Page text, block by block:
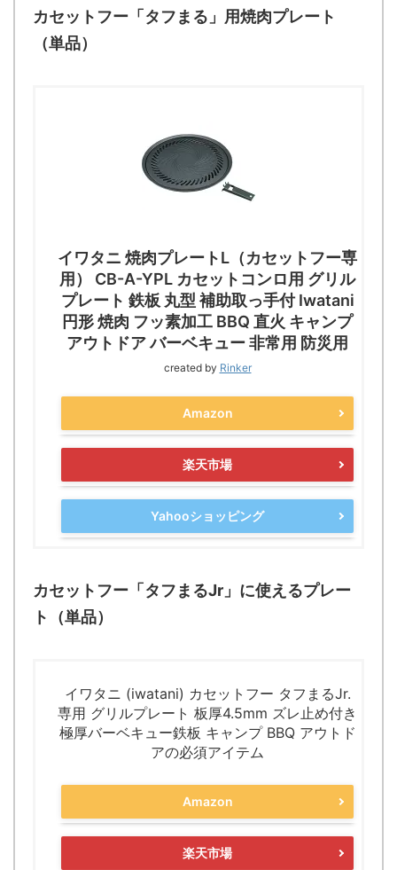
カセットフー「タフまる」用焼肉プレート
（単品）
イワタニ 焼肉プレートL（カセットフー専
用） CB-A-YPL カセットコンロ用 グリル
プレート 鉄板 丸型 補助取っ手付 Iwatani
円形 焼肉 フッ素加工 BBQ 直火 キャンプ
アウトドア バーベキュー 非常用 防災用
created by Rinker
Amazon
楽天市場
Yahooショッピング
カセットフー「タフまるJr」に使えるプレー
ト（単品）
イワタニ (iwatani) カセットフー タフまるJr.
専用 グリルプレート 板厚4.5mm ズレ止め付き
極厚バーベキュー鉄板 キャンプ BBQ アウトド
アの必須アイテム
Amazon
楽天市場